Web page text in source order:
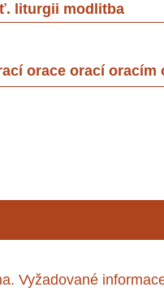
liturgii modlitba
orace orací oracím
Vyžadované